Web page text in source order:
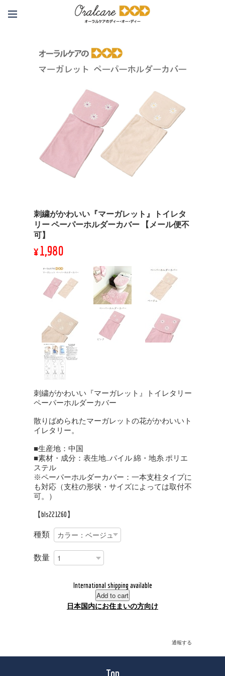
刺繍がかわいい『マーガレット』トイレタ
リー ペーパーホルダーカバー 【メール便不
可】
¥1,980
刺繍がかわいい『マーガレット』トイレタリー
ペーパーホルダーカバー
散りばめられたマーガレットの花がかわいいト
イレタリー。
■生産地：中国
■素材・成分：表生地…パイル 綿・地糸 ポリエ
ステル
※ペーパーホルダーカバー：一本支柱タイプに
も対応（支柱の形状・サイズによっては取付不
可。）
【bls221260】
種類
数量
International shipping available
Add to cart
日本国内にお住まいの方向け
通報する